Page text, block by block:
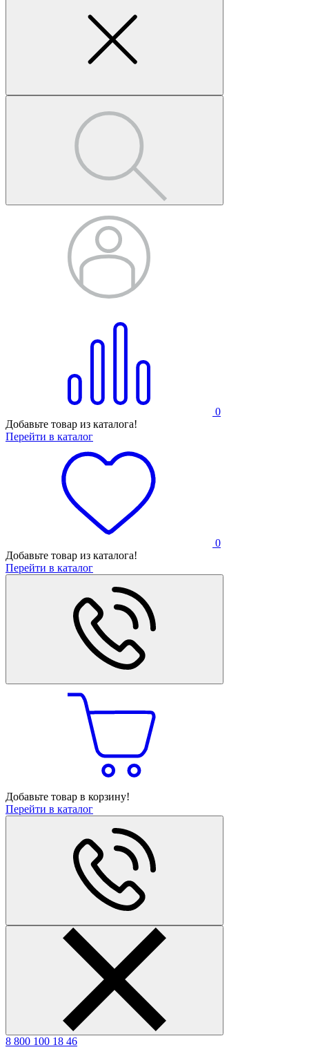
0
Добавьте товар из каталога!
Перейти в каталог
0
Добавьте товар из каталога!
Перейти в каталог
Добавьте товар в корзину!
Перейти в каталог
8 800 100 18 46